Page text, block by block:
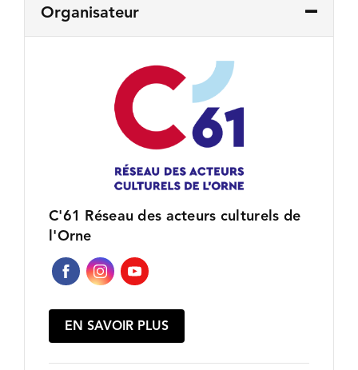
Organisateur
C'61 Réseau des acteurs culturels de
l'Orne
EN SAVOIR PLUS